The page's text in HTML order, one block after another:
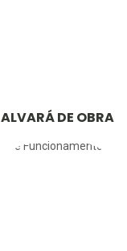
ALVARÁ DE OBRA